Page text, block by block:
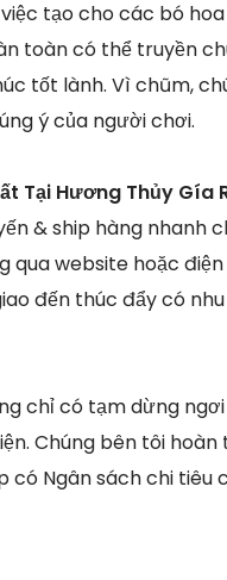
tạo cho các bó
toàn có thể truyền
tốt lành. Vì chũm,
ý của người chơi.
Tại Hương Thủy Gía
& ship hàng nhanh
website hoặc
đến thúc đẩy có
chỉ có tạm dừng
Chúng bên tôi
Ngân sách chi tiêu